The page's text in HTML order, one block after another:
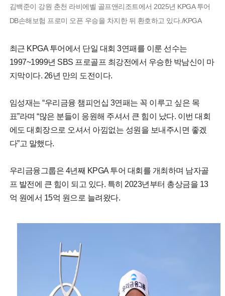
김백준이 강원 춘천 라비에벨 골프앤리조트에서 2025년 KPGA 투어
DB손해보험 프로미 오픈 우승을 차지한 뒤 환호하고 있다./KPGA
최근 KPGA 투어에서 단일 대회 3연패를 이룬 선수는
1997~1999년 SBS 프로골프 최강전에서 우승한 박남신이 마
지막이다. 26년 만의 도전이다.
임성재는 “우리금융 챔피언십 3연패는 꼭 이루고 싶은 목
표”라며 “많은 분들이 응원해 주셔서 큰 힘이 났다. 이번 대회
에도 대회장으로 오셔서 아낌없는 성원을 보내주시면 좋겠
다”고 말했다.
우리금융그룹은 4년째 KPGA 투어 대회를 개최하며 남자골
프 발전에 큰 힘이 되고 있다. 특히 2023년부터 총상금을 13
억 원에서 15억 원으로 늘려왔다.